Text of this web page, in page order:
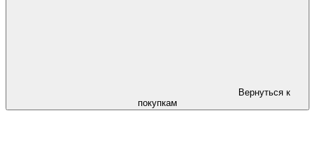
Вернуться к
покупкам